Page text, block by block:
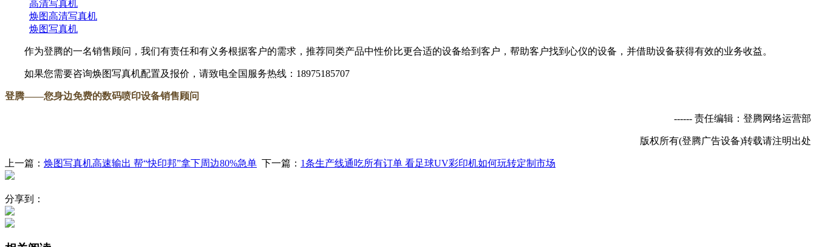
高清写真机
焕图高清写真机
焕图写真机
作为登腾的一名销售顾问，我们有责任和有义务根据客户的需求，推荐同类产品中性价比更合适的设备给到客户，帮助客户找到心仪的设备，并借助设备获得有效的业务收益。
如果您需要咨询焕图写真机配置及报价，请致电全国服务热线：18975185707
登腾——您身边免费的数码喷印设备销售顾问
------ 责任编辑：登腾网络运营部
版权所有(登腾广告设备)转载请注明出处
上一篇： 焕图写真机高速输出 帮“快印邦”拿下周边80%急单 下一篇： 1条生产线通吃所有订单 看足球UV彩印机如何玩转定制市场
分享到：